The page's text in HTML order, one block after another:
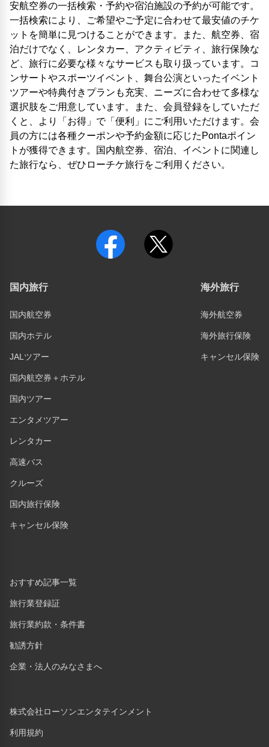
安航空券の一括検索・予約や宿泊施設の予約が可能です。
一括検索により、ご希望やご予定に合わせて最安値のチケ
ットを簡単に見つけることができます。また、航空券、宿
泊だけでなく、レンタカー、アクティビティ、旅行保険な
ど、旅行に必要な様々なサービスも取り扱っています。コ
ンサートやスポーツイベント、舞台公演といったイベント
ツアーや特典付きプランも充実、ニーズに合わせて多様な
選択肢をご用意しています。また、会員登録をしていただ
くと、より「お得」で「便利」にご利用いただけます。会
員の方には各種クーポンや予約金額に応じたPontaポイン
トが獲得できます。国内航空券、宿泊、イベントに関連し
た旅行なら、ぜひローチケ旅行をご利用ください。
国内旅行
国内航空券
国内ホテル
JALツアー
国内航空券＋ホテル
国内ツアー
エンタメツアー
レンタカー
高速バス
クルーズ
国内旅行保険
キャンセル保険
おすすめ記事一覧
旅行業登録証
旅行業約款・条件書
勧誘方針
企業・法人のみなさまへ
株式会社ローソンエンタテインメント
利用規約
海外旅行
海外航空券
海外旅行保険
キャンセル保険